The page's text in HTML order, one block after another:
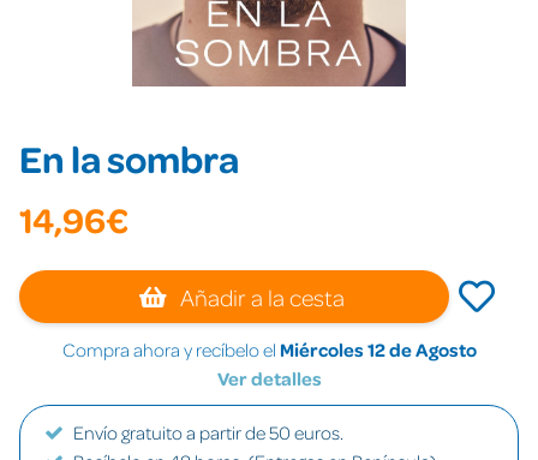
En la sombra
14,96€
Añadir a la cesta
Compra ahora y recíbelo el Miércoles 12 de Agosto
Ver detalles
Envío gratuito a partir de 50 euros.